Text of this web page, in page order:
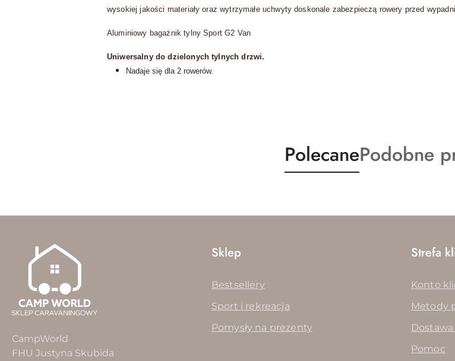
wysokiej jakości materiały oraz wytrzymałe uchwyty doskonale zabezpieczą rowery przed
Aluminiowy bagażnik tylny Sport G2 Van
Uniwersalny do dzielonych tylnych drzwi.
Nadaje się dla 2 rowerów.
Produkty
o
PolecaneProdukty
o
Podobne
CampWorld
FHU Justyna Skubida
Sklep
Bestsellery
Sport i rekreacja
Pomysły na prezenty
Strefa
Konto
Metody
Dostawa
Pomoc